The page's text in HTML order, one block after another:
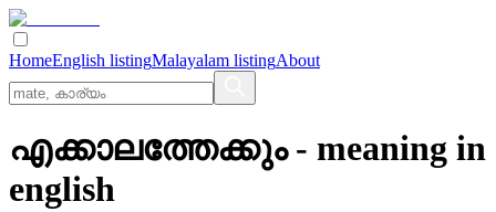
HomeEnglish listingMalayalam listingAbout
എക്കാലത്തേക്കും- meaning in
english